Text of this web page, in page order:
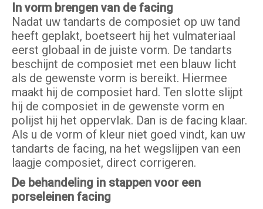
In vorm brengen van de facing
Nadat uw tandarts de composiet op uw tand
heeft geplakt, boetseert hij het vulmateriaal
eerst globaal in de juiste vorm. De tandarts
beschijnt de composiet met een blauw licht
als de gewenste vorm is bereikt. Hiermee
maakt hij de composiet hard. Ten slotte slijpt
hij de composiet in de gewenste vorm en
polijst hij het oppervlak. Dan is de facing klaar.
Als u de vorm of kleur niet goed vindt, kan uw
tandarts de facing, na het wegslijpen van een
laagje composiet, direct corrigeren.
De behandeling in stappen voor een
porseleinen facing